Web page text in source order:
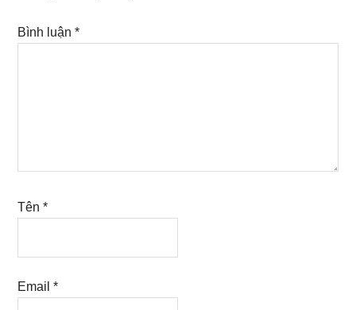
Bình luận*
Tên*
Email*